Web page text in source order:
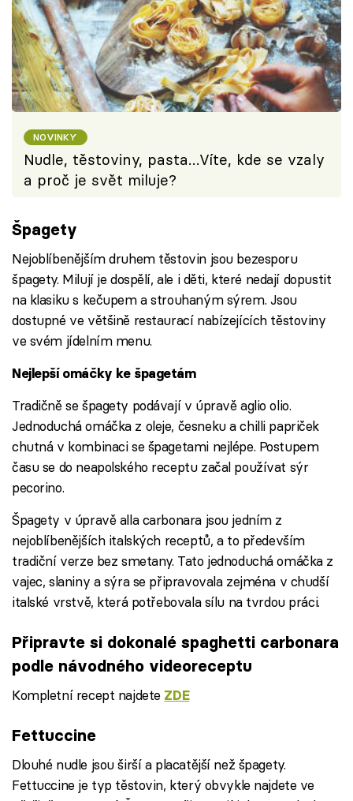
NOVINKY
Nudle, těstoviny, pasta…Víte, kde se vzaly
a proč je svět miluje?
Špagety
Nejoblíbenějším druhem těstovin jsou bezesporu
špagety. Milují je dospělí, ale i děti, které nedají dopustit
na klasiku s kečupem a strouhaným sýrem. Jsou
dostupné ve většině restaurací nabízejících těstoviny
ve svém jídelním menu.
Nejlepší omáčky ke špagetám
Tradičně se špagety podávají v úpravě aglio olio.
Jednoduchá omáčka z oleje, česneku a chilli papriček
chutná v kombinaci se špagetami nejlépe. Postupem
času se do neapolského receptu začal používat sýr
pecorino.
Špagety v úpravě alla carbonara jsou jedním z
nejoblíbenějších italských receptů, a to především
tradiční verze bez smetany. Tato jednoduchá omáčka z
vajec, slaniny a sýra se připravovala zejména v chudší
italské vrstvě, která potřebovala sílu na tvrdou práci.
Připravte si dokonalé spaghetti carbonara
podle návodného videoreceptu
Kompletní recept najdete ZDE
Fettuccine
Dlouhé nudle jsou širší a placatější než špagety.
Fettuccine je typ těstovin, který obvykle najdete ve